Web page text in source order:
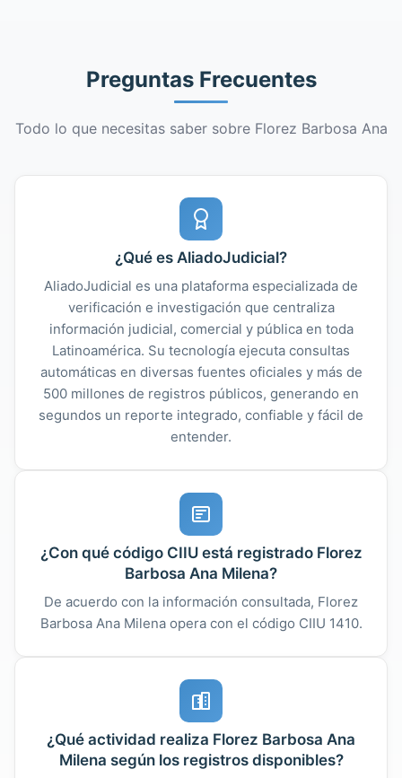
Preguntas Frecuentes
Todo lo que necesitas saber sobre Florez Barbosa Ana
¿Qué es AliadoJudicial?
AliadoJudicial es una plataforma especializada de
verificación e investigación que centraliza
información judicial, comercial y pública en toda
Latinoamérica. Su tecnología ejecuta consultas
automáticas en diversas fuentes oficiales y más de
500 millones de registros públicos, generando en
segundos un reporte integrado, confiable y fácil de
entender.
¿Con qué código CIIU está registrado Florez
Barbosa Ana Milena?
De acuerdo con la información consultada, Florez
Barbosa Ana Milena opera con el código CIIU 1410.
¿Qué actividad realiza Florez Barbosa Ana
Milena según los registros disponibles?